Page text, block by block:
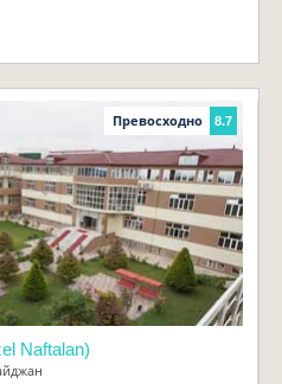
Превосходно 8.7
Naftalan)